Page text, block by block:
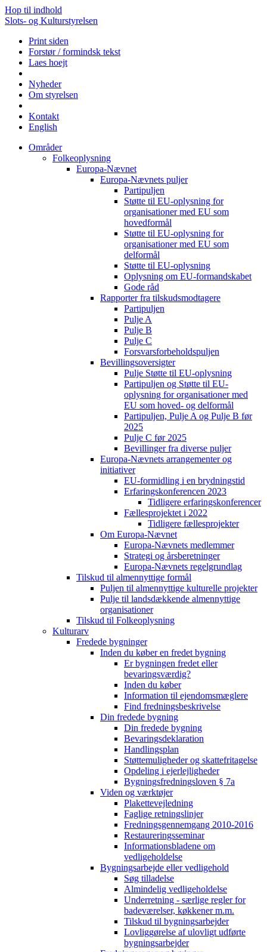
Hop til indhold
Slots- og Kulturstyrelsen
Print siden
Forstør / formindsk tekst
Laes hoejt
Nyheder
Om styrelsen
Kontakt
English
Områder
Folkeoplysning
Europa-Nævnet
Europa-Nævnets puljer
Partipuljen
Støtte til EU-oplysning for
organisationer med EU som
hovedformål
Støtte til EU-oplysning for
organisationer med EU som
delformål
Støtte til EU-oplysning
Oplysning om EU-formandskabet
Gode råd
Rapporter fra tilskudsmodtagere
Partipuljen
Pulje A
Pulje B
Pulje C
Forsvarsforbeholdspuljen
Bevillingsoversigter
Pulje Støtte til EU-oplysning
Partipuljen og Støtte til EU-
oplysning for organisationer med
EU som hoved- og delformål
Partipuljen, Pulje A og Pulje B før
2025
Pulje C før 2025
Bevillinger fra diverse puljer
Europa-Nævnets arrangementer og
initiativer
EU-formidling i en brydningstid
Erfaringskonferencen 2023
Tidligere erfaringskonferencer
Fællesprojektet i 2022
Tidligere fællesprojekter
Om Europa-Nævnet
Europa-Nævnets medlemmer
Strategi og årsberetninger
Europa-Nævnets regelgrundlag
Tilskud til almennyttige formål
Puljen til almennyttige kulturelle projekter
Pulje til landsdækkende almennyttige
organisationer
Tilskud til Folkeoplysning
Kulturarv
Fredede bygninger
Inden du køber en fredet bygning
Er bygningen fredet eller
bevaringsværdig?
Inden du køber
Information til ejendomsmæglere
Find fredningsbeskrivelse
Din fredede bygning
Din fredede bygning
Bevaringsdeklaration
Handlingsplan
Støttemuligheder og skattefritagelse
Opdeling i ejerlejligheder
Bygningsfredningsloven § 7a
Viden og værktøjer
Plakettevejledning
Faglige retningslinjer
Fredningsgennemgang 2010-2016
Restaureringsseminar
Informationsbladene om
vedligeholdelse
Bygningsarbejde eller vedligehold
Søg tilladelse
Almindelig vedligeholdelse
Underretning - særlige regler for
badeværelser, køkkener m.m.
Tilskud til bygningsarbejder
Lovliggørelse af ulovligt udførte
bygningsarbejder